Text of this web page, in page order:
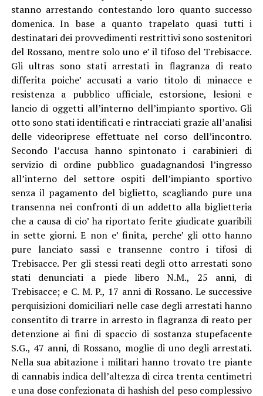
stanno arrestando contestando loro quanto successo
domenica. In base a quanto trapelato quasi tutti i
destinatari dei provvedimenti restrittivi sono sostenitori
del Rossano, mentre solo uno e’ il tifoso del Trebisacce.
Gli ultras sono stati arrestati in flagranza di reato
differita poiche’ accusati a vario titolo di minacce e
resistenza a pubblico ufficiale, estorsione, lesioni e
lancio di oggetti all’interno dell’impianto sportivo. Gli
otto sono stati identificati e rintracciati grazie all’analisi
delle videoriprese effettuate nel corso dell’incontro.
Secondo l’accusa hanno spintonato i carabinieri di
servizio di ordine pubblico guadagnandosi l’ingresso
all’interno del settore ospiti dell’impianto sportivo
senza il pagamento del biglietto, scagliando pure una
transenna nei confronti di un addetto alla biglietteria
che a causa di cio’ ha riportato ferite giudicate guaribili
in sette giorni. E non e’ finita, perche’ gli otto hanno
pure lanciato sassi e transenne contro i tifosi di
Trebisacce. Per gli stessi reati degli otto arrestati sono
stati denunciati a piede libero N.M., 25 anni, di
Trebisacce; e C. M. P., 17 anni di Rossano. Le successive
perquisizioni domiciliari nelle case degli arrestati hanno
consentito di trarre in arresto in flagranza di reato per
detenzione ai fini di spaccio di sostanza stupefacente
S.G., 47 anni, di Rossano, moglie di uno degli arrestati.
Nella sua abitazione i militari hanno trovato tre piante
di cannabis indica dell’altezza di circa trenta centimetri
e una dose confezionata di hashish del peso complessivo